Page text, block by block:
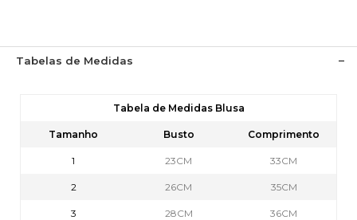
Tabelas de Medidas
Tabela de Medidas Blusa
Tamanho Busto Comprimento
1 23CM 33CM
2 26CM 35CM
3 28CM 36CM